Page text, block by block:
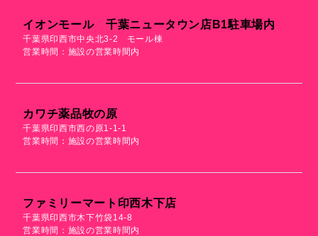
イオンモール 千葉ニュータウン店B1駐車場内
千葉県印西市中央北3-2 モール棟
営業時間：施設の営業時間内
カワチ薬品牧の原
千葉県印西市西の原1-1-1
営業時間：施設の営業時間内
ファミリーマート印西木下店
千葉県印西市木下竹袋14-8
営業時間：施設の営業時間内